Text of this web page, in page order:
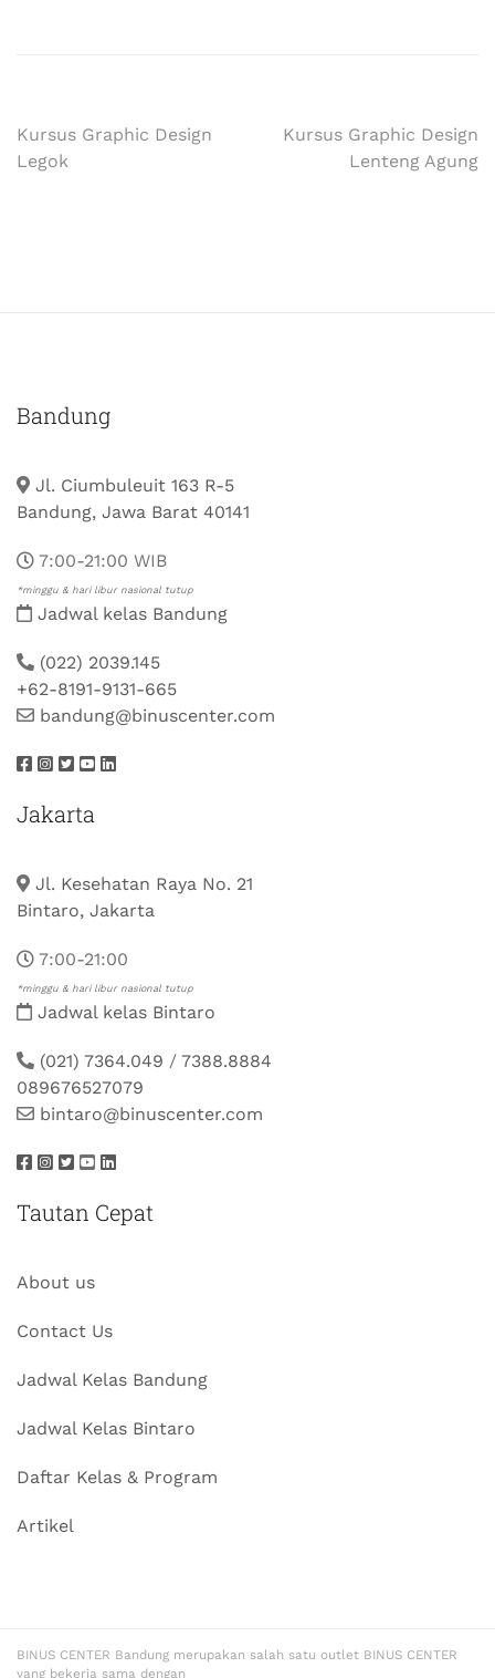
Kursus Graphic Design
Legok
Kursus Graphic Design
Lenteng Agung
Bandung
Jl. Ciumbuleuit 163 R-5
Bandung, Jawa Barat 40141
7:00-21:00 WIB
*minggu & hari libur nasional tutup
Jadwal kelas Bandung
(022) 2039.145
+62-8191-9131-665
bandung@binuscenter.com
Jakarta
Jl. Kesehatan Raya No. 21
Bintaro, Jakarta
7:00-21:00
*minggu & hari libur nasional tutup
Jadwal kelas Bintaro
(021) 7364.049 / 7388.8884
089676527079
bintaro@binuscenter.com
Tautan Cepat
About us
Contact Us
Jadwal Kelas Bandung
Jadwal Kelas Bintaro
Daftar Kelas & Program
Artikel
BINUS CENTER Bandung merupakan salah satu outlet BINUS CENTER
yang bekerja sama dengan